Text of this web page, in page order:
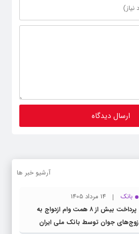
آرشیو خبر ها
بانک
14 مرداد 1405
پرداخت بیش از ۸ همت وام ازدواج به
زوج‌های جوان توسط بانک ملی ایران